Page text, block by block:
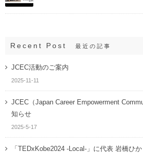
Recent Post 最近の記事
JCEC活動のご案内
2025-11-11
JCEC（Japan Career Empowerment
知らせ
2025-5-17
「TEDxKobe2024 -Local-」に代表 岩橋ひ